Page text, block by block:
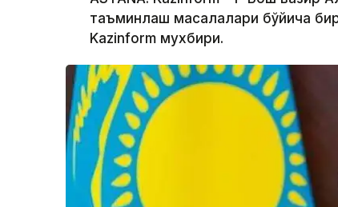
таъминлаш масалалари бўйича
Kazinform мухбири.